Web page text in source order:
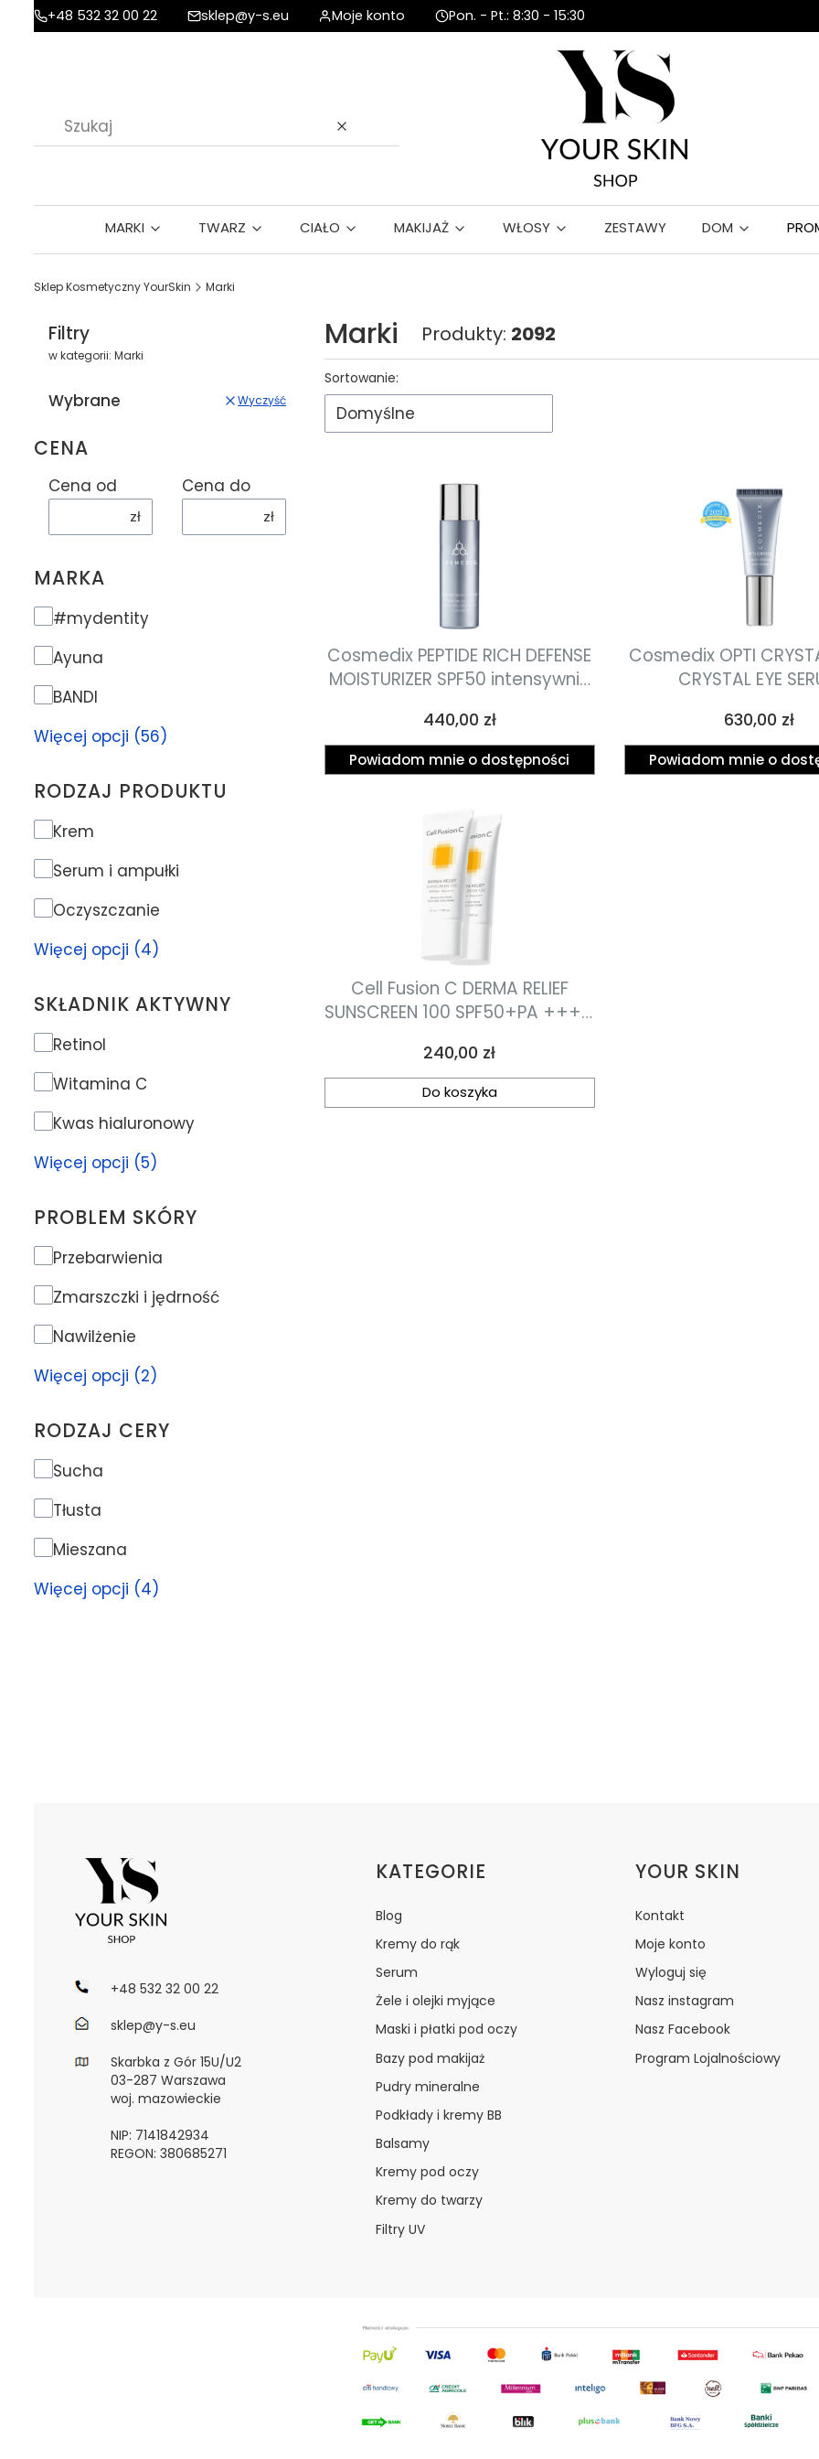
+48 532 32 00 22 sklep@y-s.eu Moje konto Pon. - Pt.: 8:30 - 15:30
Wyczyść
MARKI TWARZ CIAŁO MAKIJAŻ WŁOSY ZESTAWY DOM
Sklep Kosmetyczny YourSkin Marki
Filtry
w kategorii: Marki
Wybrane Wyczyść
CENA
Cena od
zł
Cena do
zł
MARKA
Marka
#mydentity
Ayuna
BANDI
Więcej opcji (56)
RODZAJ PRODUKTU
Rodzaj produktu
Krem
Serum i ampułki
Oczyszczanie
Więcej opcji (4)
SKŁADNIK AKTYWNY
Składnik aktywny
Retinol
Witamina C
Kwas hialuronowy
Więcej opcji (5)
PROBLEM SKÓRY
Problem skóry
Przebarwienia
Zmarszczki i jędrność
Nawilżenie
Więcej opcji (2)
RODZAJ CERY
Rodzaj cery
Sucha
Tłusta
Mieszana
Więcej opcji (4)
Marki Produkty: 2092
Lista produktów
Sortowanie:
Domyślne
Cosmedix PEPTIDE RICH DEFENSE
MOISTURIZER SPF50 intensywnie
przeciwzmarszczkowy z
peptydami i ochroną
przeciwsłoneczną SPF50 50ml
Cena
440,00 zł
Powiadom mnie o dostępności
Cosmedix OPTI
CRYSTAL EYE
przeciwstarzeniowe
wokół oczu z
kryształami,
Cena
630,00 zł
Powiadom mnie o
Cell Fusion C DERMA RELIEF
SUNSCREEN 100 SPF50+PA ++++
wysoką ochroną
przeciwsłoneczną do każdego
typu skór, dla całej rodziny
Cena
240,00 zł
Do koszyka
+48 532 32 00 22
sklep@y-s.eu
Skarbka z Gór 15U/U2
03-287 Warszawa
woj. mazowieckie
NIP: 7141842934
REGON: 380685271
Linki w stopce
KATEGORIE
Blog
Kremy do rąk
Serum
Żele i olejki myjące
Maski i płatki pod oczy
Bazy pod makijaż
Pudry mineralne
Podkłady i kremy BB
Balsamy
Kremy pod oczy
Kremy do twarzy
Filtry UV
YOUR SKIN
Kontakt
Moje konto
Wyloguj się
Nasz instagram
Nasz Facebook
Program Lojalnościowy